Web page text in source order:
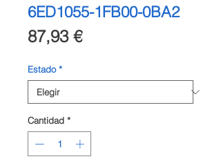
6ED1055-1FB00-0BA2
87,93 €Precio
Estado *
Cantidad *